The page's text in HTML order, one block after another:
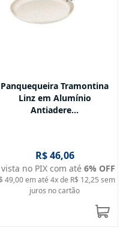
Panquequeira Tramontina
Linz em Alumínio
Antiadere...
R$ 46,06
no PIX com até 6% OFF
49,00 em até 4x de R$ 12,25 sem
juros no cartão